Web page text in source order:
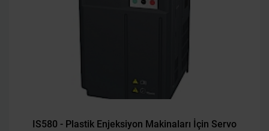
IS580 - Plastik Enjeksiyon Makinaları İçin Servo